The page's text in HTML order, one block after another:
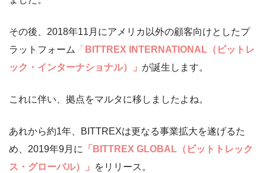
その後、2018年11月にアメリカ以外の顧客向けとしたプ
ラットフォーム 「 BITTREX INTERNATIONAL（ビットレ
ック・インターナショナル）」 が誕生します。
これに伴い、拠点をマルタに移しましたよね。
あれから約1年、BITTREXは更なる事業拡大を遂げるた
め、2019年9月に 「BITTREX GLOBAL（ビットトレック
ス・グローバル）」
をリリース。